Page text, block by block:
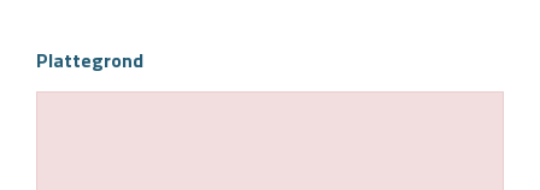
Plattegrond